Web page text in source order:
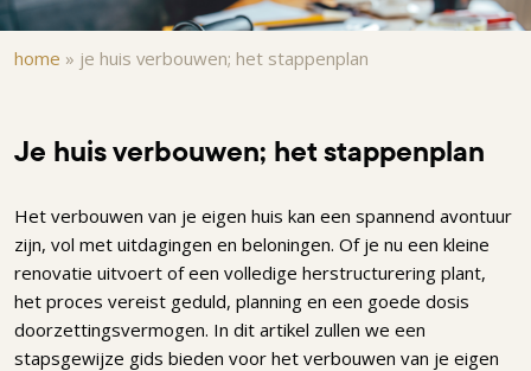
Kruimelpad
home » je huis verbouwen; het stappenplan
Je huis verbouwen; het stappenplan
Het verbouwen van je eigen huis kan een spannend avontuur
zijn, vol met uitdagingen en beloningen. Of je nu een kleine
renovatie uitvoert of een volledige herstructurering plant,
het proces vereist geduld, planning en een goede dosis
doorzettingsvermogen. In dit artikel zullen we een
stapsgewijze gids bieden voor het verbouwen van je eigen